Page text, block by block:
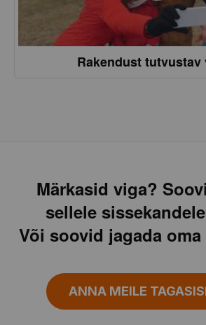
Rakendust tutvustav
Märkasid viga?
sellele
Või soovid jagada
ANNA MEILE